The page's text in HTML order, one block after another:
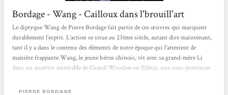
Bordage - Wang - Cailloux dans l'brouill'art
Le diptyque Wang de Pierre Bordage fait partie de ces œuvres qui marquent
durablement l’esprit. L’action se situe au 23ème siècle, autant dire maintenant,
tant il y a dans le contenu des éléments de notre époque qui l’attestent de
manière frappante.Wang, le jeune héros chinois, vit avec sa grand-mère Li
dans un quartier misérable de Grand-Wroclaw en Silésie, une sous-provinces
puissances, sur laquelle règnent des néo-triades. Transgresser leur loi, c’est
PIERRE BORDAGE